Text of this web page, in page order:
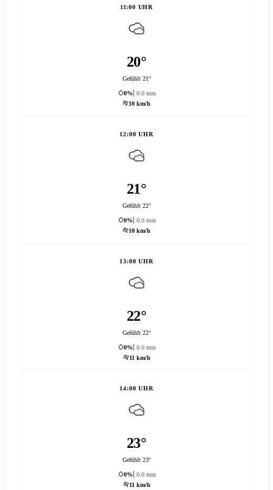
11:00 UHR
20°
Gefühlt 21°
0%
0.0 mm
10 km/h
12:00 UHR
21°
Gefühlt 22°
0%
0.0 mm
10 km/h
13:00 UHR
22°
Gefühlt 22°
0%
0.0 mm
11 km/h
14:00 UHR
23°
Gefühlt 23°
0%
0.0 mm
11 km/h